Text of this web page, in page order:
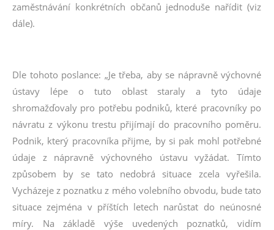
zaměstnávání konkrétních občanů jednoduše nařídit (viz
dále).
Dle tohoto poslance: „Je třeba, aby se nápravně výchovné
ústavy lépe o tuto oblast staraly a tyto údaje
shromažďovaly pro potřebu podniků, které pracovníky po
návratu z výkonu trestu přijímají do pracovního poměru.
Podnik, který pracovníka přijme, by si pak mohl potřebné
údaje z nápravně výchovného ústavu vyžádat. Tímto
způsobem by se tato nedobrá situace zcela vyřešila.
Vycházeje z poznatku z mého volebního obvodu, bude tato
situace zejména v příštích letech narůstat do neúnosné
míry. Na základě výše uvedených poznatků, vidím